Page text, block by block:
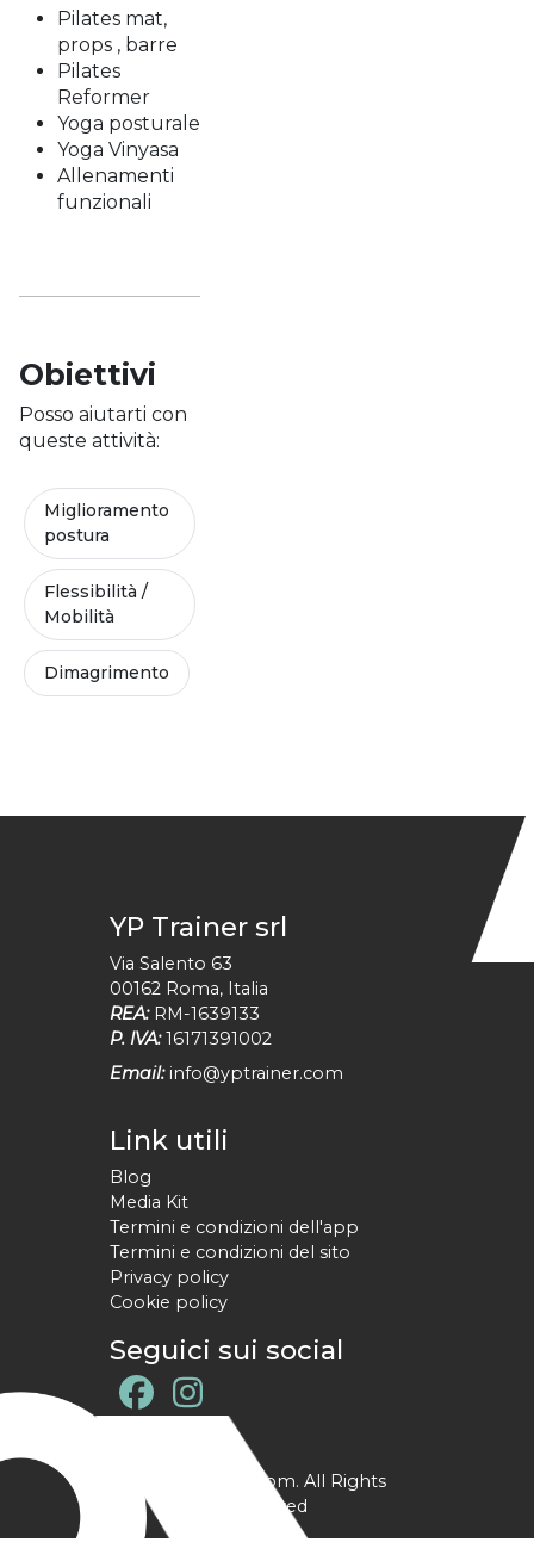
Pilates mat,
props , barre
Pilates
Reformer
Yoga posturale
Yoga Vinyasa
Allenamenti
funzionali
Obiettivi
Posso aiutarti con
queste attività:
Miglioramento
postura
Flessibilità /
Mobilità
Dimagrimento
YP Trainer srl
Via Salento 63
00162 Roma, Italia
REA: RM-1639133
P. IVA: 16171391002
Email: info@yptrainer.com
Link utili
Blog
Media Kit
Termini e condizioni dell'app
Termini e condizioni del sito
Privacy policy
Cookie policy
Seguici sui social
@ YPtrainer.com. All Rights
Reserved